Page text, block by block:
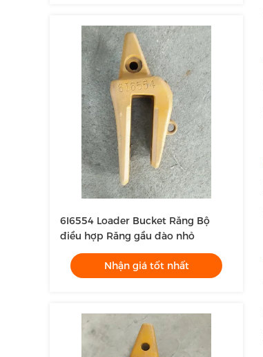
6I6554 Loader Bucket Răng Bộ
điều hợp Răng gầu đào nhỏ
Nhận giá tốt nhất